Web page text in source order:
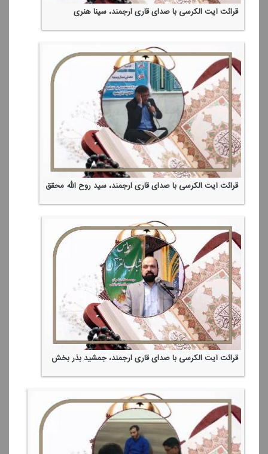
قرائت آیت الكرسی با صدای قاری ارجمند، سینا هنری
قرائت آیت الكرسی با صدای قاری ارجمند، سید روح الله محقق
قرائت آیت الكرسی با صدای قاری ارجمند، جمشید بذر بخش